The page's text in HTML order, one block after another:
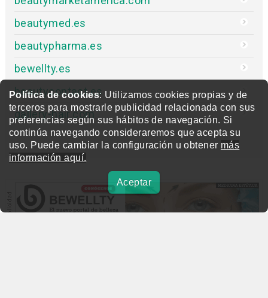
Política de cookies: Utilizamos cookies propias y de
terceros para mostrarle publicidad relacionada con sus
preferencias según sus hábitos de navegación. Si
continúa navegando consideraremos que acepta su
uso. Puede cambiar la configuración u obtener más
información aquí.
Aceptar
beautymed.es
beautypharma.es
bewellty.es
beautycontact.es
gallery-hair.com